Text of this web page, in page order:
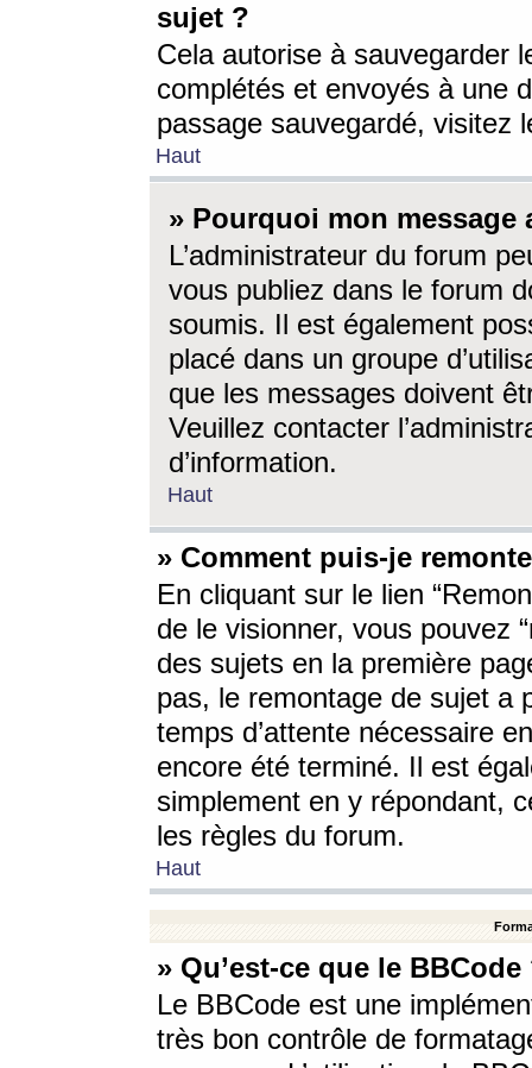
sujet ?
Cela autorise à sauvegarder
complétés et envoyés à une
passage sauvegardé, visitez
Haut
» Pourquoi mon message
L’administrateur du forum
vous publiez dans le forum
soumis. Il est également
placé dans un groupe
que les messages doivent
Veuillez contacter
d’information.
Haut
» Comment puis-je
En cliquant sur le lien
de le visionner, vous pouvez
des sujets en la première
pas, le remontage de sujet a
temps d’attente nécessaire
encore été terminé. Il est
simplement en y répondant,
les règles du forum.
Haut
» Qu’est-ce que le BBCode
Le BBCode est une
très bon contrôle de